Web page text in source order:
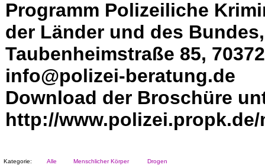
Programm Polizeiliche
der Länder und des
Taubenheimstraße 85,
info@polizei-beratung.de
Download der Broschüre
http://
Kategorie: Alle Menschlicher Körper Drogen